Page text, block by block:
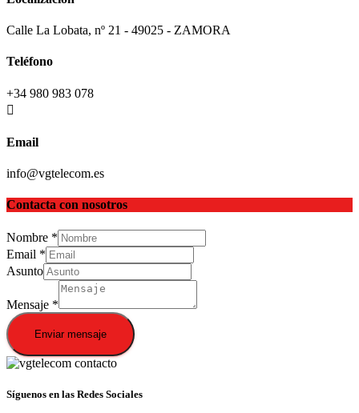
Calle La Lobata, nº 21 - 49025 - ZAMORA
Teléfono
+34 980 983 078
Email
info@vgtelecom.es
Contacta con nosotros
Nombre *
Email *
Asunto
Mensaje *
Enviar mensaje
Síguenos en las Redes Sociales